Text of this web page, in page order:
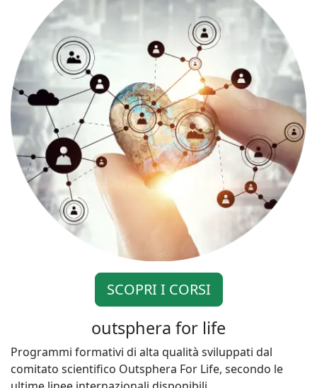
SCOPRI I CORSI
outsphera for life
Programmi formativi di alta qualità sviluppati dal
comitato scientifico Outsphera For Life, secondo le